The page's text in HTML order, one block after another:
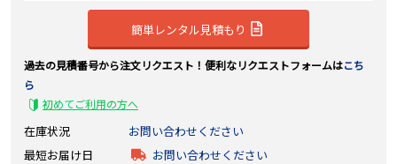
簡単レンタル見積もり
過去の見積番号から注文リクエスト！便利なリクエストフォームはこち
ら
初めてご利用の方へ
在庫状況
お問い合わせください
最短お届け日
お問い合わせください